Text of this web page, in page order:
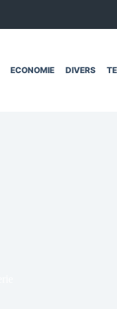
ECONOMIE DIVERS